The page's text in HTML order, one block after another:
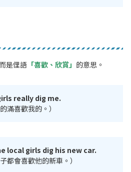
是俚語 「喜歡、欣賞」 的意思。
really dig me.
滿喜歡我的。）
local girls dig his new car.
都會喜歡他的新車。）